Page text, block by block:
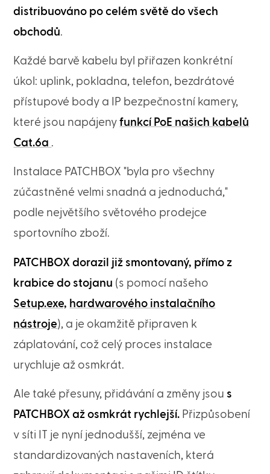
distribuováno po celém světě do všech
obchodů.
Každé barvě kabelu byl přiřazen konkrétní
úkol: uplink, pokladna, telefon, bezdrátové
přístupové body a IP bezpečnostní kamery,
které jsou napájenyfunkcí PoE našich kabelů
Cat.6a .
Instalace PATCHBOX "byla pro všechny
zúčastněné velmi snadná a jednoduchá,"
podle největšího světového prodejce
sportovního zboží.
PATCHBOX dorazil již smontovaný, přímo z
krabice do stojanu (s pomocí našeho
Setup.exe, hardwarového instalačního
nástroje), a je okamžitě připraven k
záplatování, což celý proces instalace
urychluje až osmkrát.
Ale také přesuny, přidávání a změny jsou s
PATCHBOX až osmkrát rychlejší. Přizpůsobení
v síti IT je nyní jednodušší, zejména ve
standardizovaných nastaveních, která